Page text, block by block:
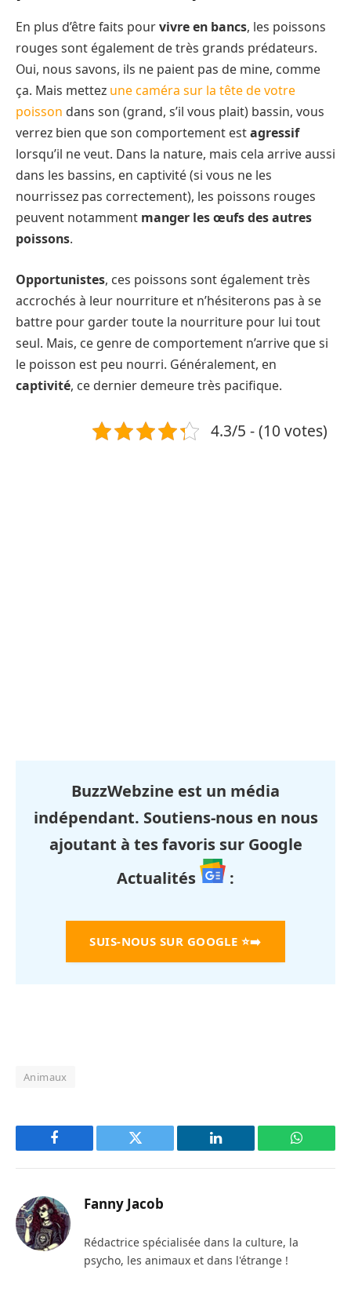
En plus d’être faits pourvivre en bancs, les poissons
rouges sont également de très grands prédateurs.
Oui, nous savons, ils ne paient pas de mine, comme
ça. Mais mettez une caméra sur la tête de votre
poisson dans son (grand, s’il vous plait) bassin, vous
verrez bien que son comportement estagressif
lorsqu’il ne veut. Dans la nature, mais cela arrive aussi
dans les bassins, en captivité (si vous ne les
nourrissez pas correctement), les poissons rouges
peuvent notamment manger les œufs des autres
poissons.
Opportunistes, ces poissons sont également très
accrochés à leur nourriture et n’hésiterons pas à se
battre pour garder toute la nourriture pour lui tout
seul. Mais, ce genre de comportement n’arrive que si
le poisson est peu nourri. Généralement, en
captivité, ce dernier demeure très pacifique.
4.3/5 - (10 votes)
BuzzWebzine est un média
indépendant. Soutiens-nous en nous
ajoutant à tes favoris sur Google
Actualités
:
SUIS-NOUS SUR GOOGLE ⭐➡️
Animaux
Facebook Twitter LinkedIn
Fanny Jacob
Rédactrice spécialisée dans la culture, la
psycho, les animaux et dans l'étrange !